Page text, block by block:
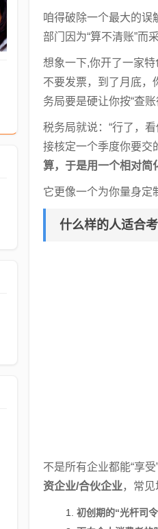
咱得破除一个最大的误
部门因为“算不清账”而
想象一下,你开了一家
不要发票，到了月底，
务局要是硬让你按“查
税务局就说：“行了，
接核定一个季度你要交
算，于是用一个相对简
它更像一个为你量身定
什么样的人适合
不是所有企业都能“享
资企业/合伙企业，常见
初创期的“光杆司